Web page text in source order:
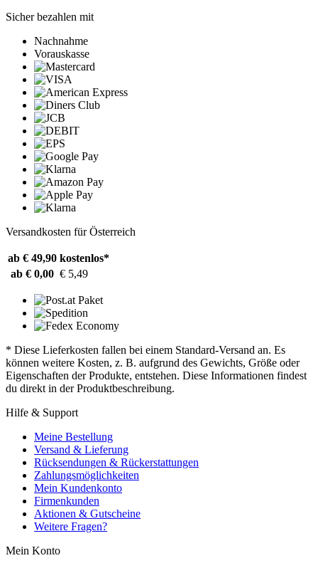
Sicher bezahlen mit
Nachnahme
Vorauskasse
Versandkosten für Österreich
ab € 49,90 kostenlos*
ab € 0,00 € 5,49
* Diese Lieferkosten fallen bei einem Standard-Versand an. Es
können weitere Kosten, z. B. aufgrund des Gewichts, Größe oder
Eigenschaften der Produkte, entstehen. Diese Informationen findest
du direkt in der Produktbeschreibung.
Hilfe & Support
Meine Bestellung
Versand & Lieferung
Rücksendungen & Rückerstattungen
Zahlungsmöglichkeiten
Mein Kundenkonto
Firmenkunden
Aktionen & Gutscheine
Weitere Fragen?
Mein Konto